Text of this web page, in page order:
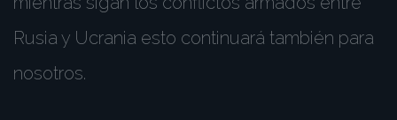
Rusia y Ucrania esto continuará también para
nosotros.